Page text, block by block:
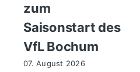
zum
Saisonstart des
VfL Bochum
07. August 2026